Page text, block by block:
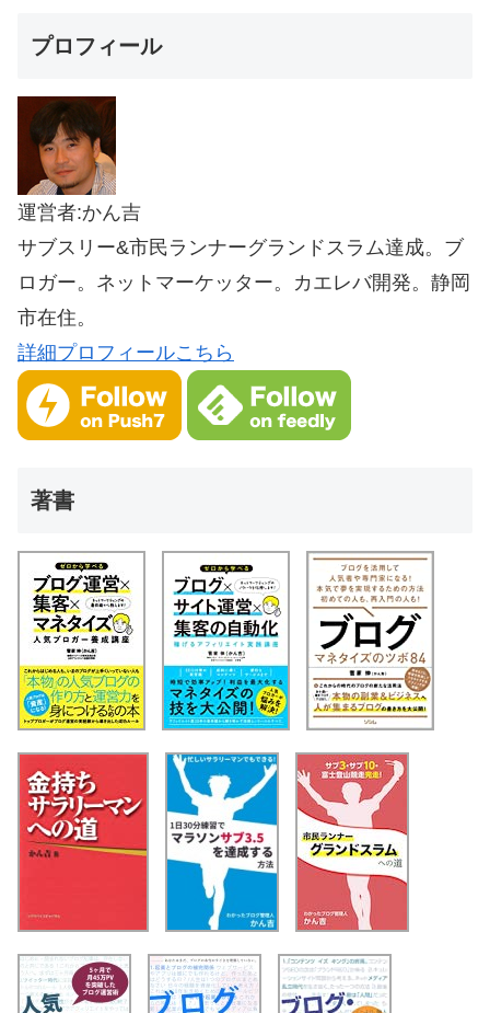
プロフィール
運営者:かん吉
サブスリー&市民ランナーグランドスラム達成。ブ
ロガー。ネットマーケッター。カエレバ開発。静岡
市在住。
詳細プロフィールこちら
著書